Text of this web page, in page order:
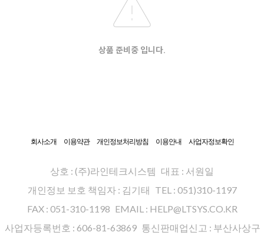
상품 준비중 입니다.
회사소개 이용약관 개인정보처리방침 이용안내 사업자정보확인
상호 : (주)라인테크시스템 대표 : 서원일
개인정보 보호 책임자 : 김기태 TEL : 051)310-1197
FAX : 051-310-1198 EMAIL : HELP@LTSYS.CO.KR
사업자등록번호 : 606-81-63869 통신판매업신고 : 부산사상구